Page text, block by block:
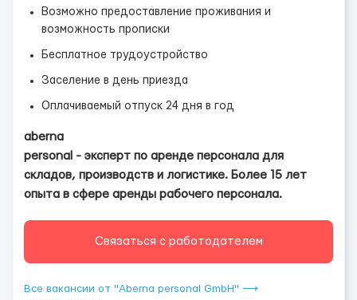
Возможно предоставление проживания и
возможность прописки
Бесплатное трудоустройство
Заселение в день приезда
Оплачиваемый отпуск 24 дня в год
aberna
personal - эксперт по аренде персонала для
складов, производств и логистике. Более 15 лет
опыта в сфере аренды рабочего персонала.
Связаться с работодателем
Все вакансии от "Aberna personal GmbH" ⟶